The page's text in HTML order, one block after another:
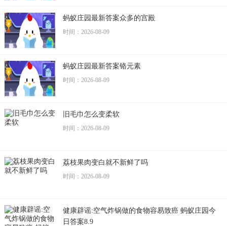
蚂蚁庄园最新答案众多的宫殿
时间：2026-08-09
蚂蚁庄园最新答案铬元素
时间：2026-08-09
旧毛巾怎么变柔软
时间：2026-08-09
荔枝果肉变白就不新鲜了吗
时间：2026-08-09
健康辟谣:空气炸锅做的食物容易致癌 蚂蚁庄园今
日答案8.9